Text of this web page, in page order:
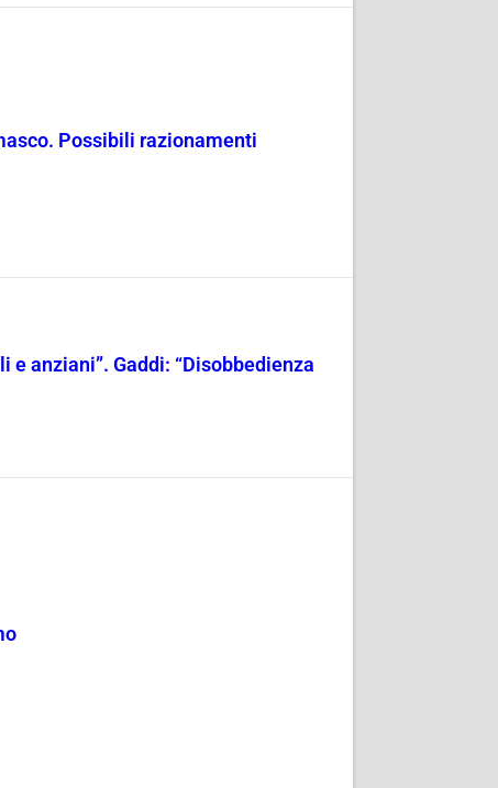
Possibili razionamenti
anziani”. Gaddi: “Disobbedienza